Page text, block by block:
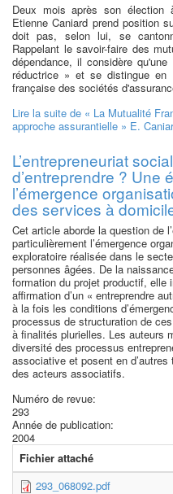
Deux mois après son
Etienne Caniard prend position
doit pas, selon lui, se
Rappelant le savoir-faire des
dépendance, il considère
réductrice » et se distingue
française des sociétés
Lire la suite de « La Mutualité
approche assurantielle » E.
L’entrepreneuriat
d’entreprendre ? Une
l’émergence
des services à
Cet article aborde la question de
particulièrement l’émergence
exploratoire réalisée dans le
personnes âgées. De la
formation du projet productif, elle
affirmation d’un « entreprendre
à la fois les conditions
processus de structuration de
à finalités plurielles. Les auteurs
diversité des processus
associative et posent en
des acteurs associatifs.
Numéro de revue:
293
Année de publication:
2004
Fichier attaché
293_068092.pdf